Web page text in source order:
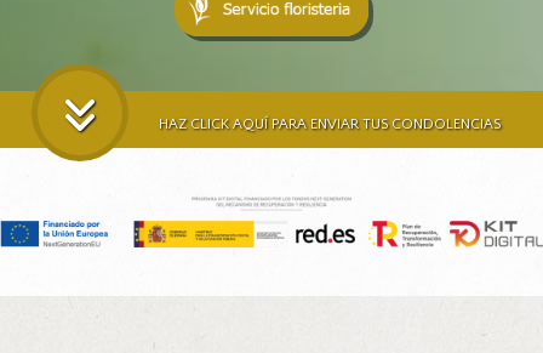
HAZ CLICK AQUÍ PARA ENVIAR TUS CONDOLENCIAS